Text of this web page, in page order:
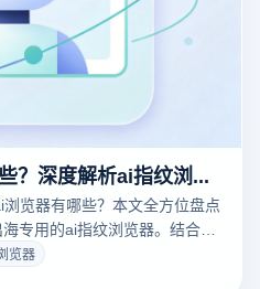
全球高能ai浏览器有哪些？深度解析ai指纹浏览器在跨境矩阵中的颠覆性进化
览器有哪些？本文全方位盘点
专用的ai指纹浏览器。结合云
时代下，如何利用内核级防关
安全，助您轻松破局出海流量
览器